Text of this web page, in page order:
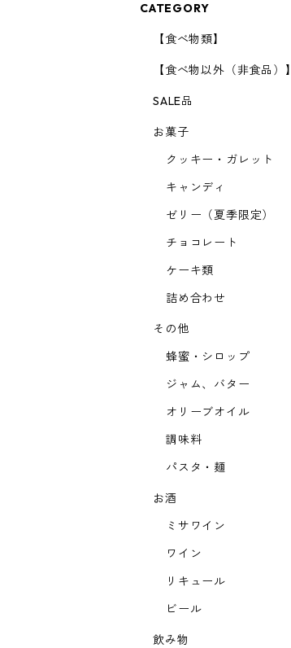
CATEGORY
【食べ物類】
【食べ物以外（非食品）】
SALE品
お菓子
クッキー・ガレット
キャンディ
ゼリー（夏季限定）
チョコレート
ケーキ類
詰め合わせ
その他
蜂蜜・シロップ
ジャム、バター
オリーブオイル
調味料
パスタ・麺
お酒
ミサワイン
ワイン
リキュール
ビール
飲み物